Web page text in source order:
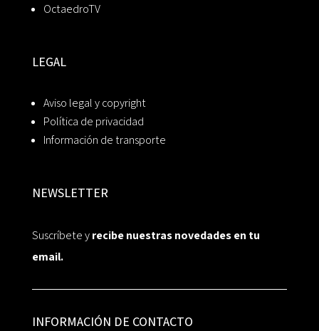
OctaedroTV
LEGAL
Aviso legal y copyright
Política de privacidad
Información de transporte
NEWSLETTER
Suscríbete yrecibe nuestras novedades en tu
email.
INFORMACIÓN DE CONTACTO